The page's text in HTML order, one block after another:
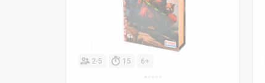
2-5 15 6+